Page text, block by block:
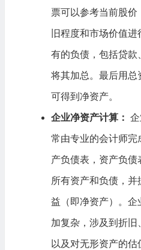
票可以参考当前股
旧程度和市场价值
有的负债，包括贷款
将其加总。最后用总
可得到净资产。
企业净资产计算：
常由专业的会计师完
产负债表，资产负债
所有资产和负债，
益（即净资产）。企
加复杂，涉及到折旧
以及对无形资产的估